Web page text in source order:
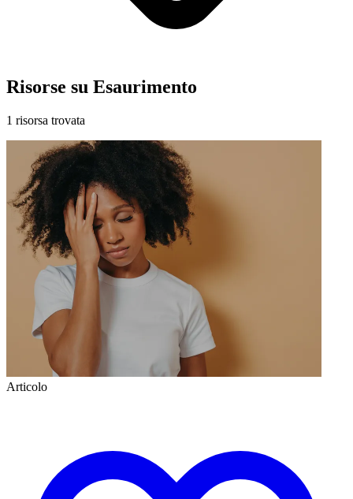
Risorse su Esaurimento
1 risorsa trovata
Articolo